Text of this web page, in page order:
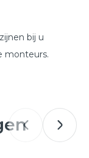
bij u
monteurs.